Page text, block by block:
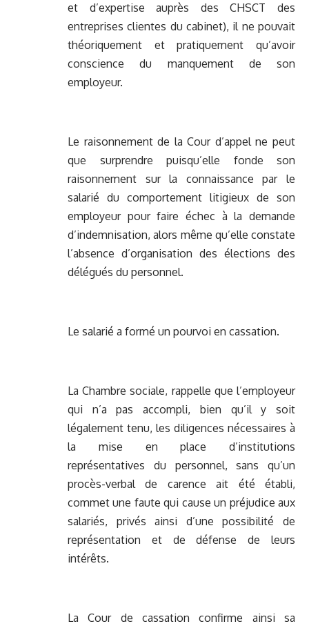
et d’expertise auprès des CHSCT des
entreprises clientes du cabinet), il ne pouvait
théoriquement et pratiquement qu’avoir
conscience du manquement de son
employeur.
Le raisonnement de la Cour d’appel ne peut
que surprendre puisqu’elle fonde son
raisonnement sur la connaissance par le
salarié du comportement litigieux de son
employeur pour faire échec à la demande
d’indemnisation, alors même qu’elle constate
l’absence d’organisation des élections des
délégués du personnel.
Le salarié a formé un pourvoi en cassation.
La Chambre sociale, rappelle que l’employeur
qui n’a pas accompli, bien qu’il y soit
légalement tenu, les diligences nécessaires à
la mise en place d’institutions
représentatives du personnel, sans qu’un
procès-verbal de carence ait été établi,
commet une faute qui cause un préjudice aux
salariés, privés ainsi d’une possibilité de
représentation et de défense de leurs
intérêts.
La Cour de cassation confirme ainsi sa